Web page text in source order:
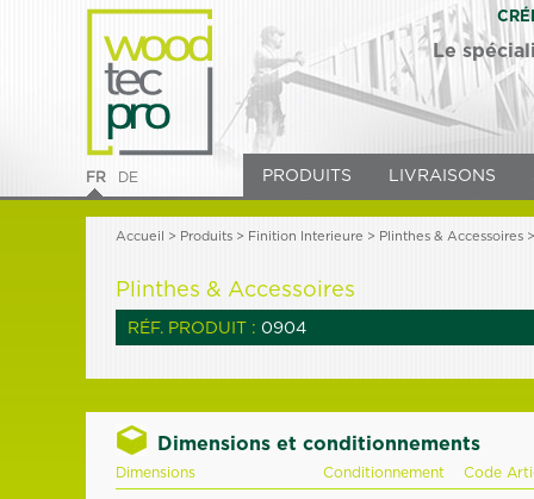
FR DE
Le
PRODUITS LIVRAISONS
Accueil > Produits> Finition Interieure > Plinthes & Accessoires>
Plinthes & Accessoires
RÉF. PRODUIT : 0904
Dimensions et conditionnements
Dimensions Conditionnement Code